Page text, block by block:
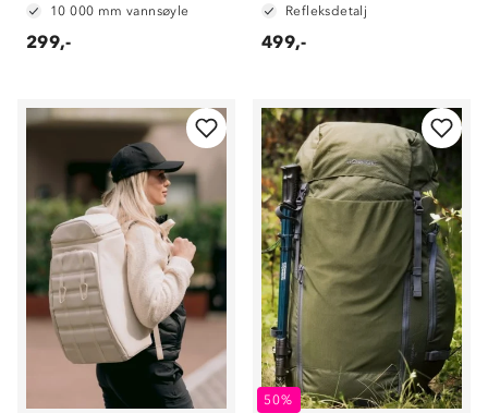
10 000 mm vannsøyle
299,-
Refleksdetalj
499,-
50%